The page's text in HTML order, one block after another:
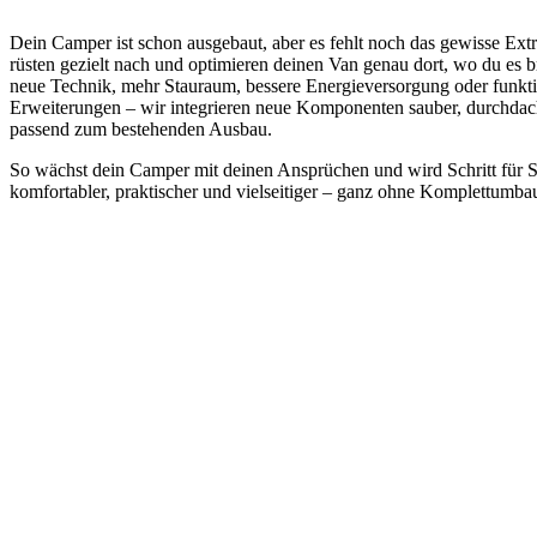
Dein Camper ist schon ausgebaut, aber es fehlt noch das gewisse
rüsten gezielt nach und optimieren deinen Van genau dort, wo du es
neue Technik, mehr Stauraum, bessere Energieversorgung oder
Erweiterungen – wir integrieren neue Komponenten sauber,
passend zum bestehenden Ausbau.
So wächst dein Camper mit deinen Ansprüchen und wird Schritt für
komfortabler, praktischer und vielseitiger – ganz ohne